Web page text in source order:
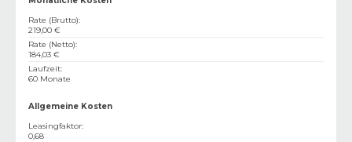
Rate (Brutto):
219,00 €
Rate (Netto):
184,03 €
Laufzeit:
60 Monate
Allgemeine Kosten
Leasingfaktor:
0,68